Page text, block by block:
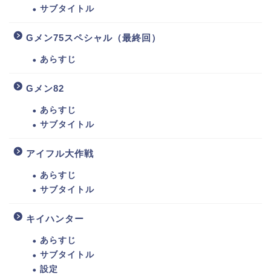
サブタイトル
Gメン75スペシャル（最終回）
あらすじ
Gメン82
あらすじ
サブタイトル
アイフル大作戦
あらすじ
サブタイトル
キイハンター
あらすじ
サブタイトル
設定